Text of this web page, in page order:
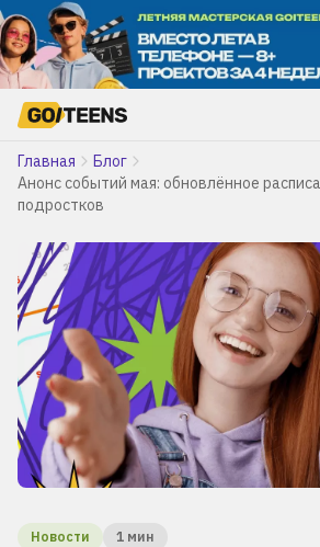
Главная
Блог
Анонс событий мая: обновлённое
подростков
Новости 1 мин